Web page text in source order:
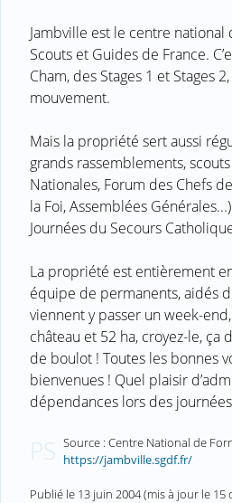
Jambville est le centre
Scouts et Guides de France.
Cham, des Stages 1 et Stages
mouvement.
Mais la propriété sert aussi
grands rassemblements,
Nationales, Forum des Chefs
la Foi, Assemblées
Journées du Secours
La propriété est entièrement
équipe de permanents, aidés
viennent y passer un week-
château et 52 ha, croyez-le,
de boulot ! Toutes les bonnes
bienvenues ! Quel plaisir
dépendances lors des
PS Source : Centre National de
https://jambville.sgdf.fr/
Publié le 13 juin 2004(mis à jour le 15